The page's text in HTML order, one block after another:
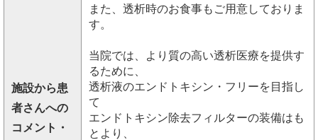
施設から患
者さんへの
コメント・
また、透析時のお食事もご用意しておりま
す。
当院では、より質の高い透析医療を提供す
るために、
透析液のエンドトキシン・フリーを目指し
て
エンドトキシン除去フィルターの装備はも
とより、